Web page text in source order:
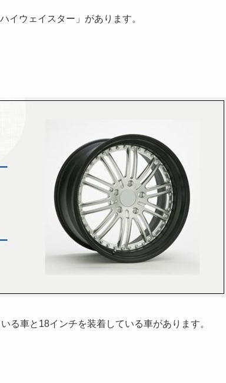
イウェイスター」があります。
る車と18インチを装着している車があります。